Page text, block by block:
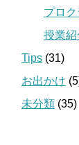
プロ
授業紹
Tips (31)
お出かけ
未分類 (35)